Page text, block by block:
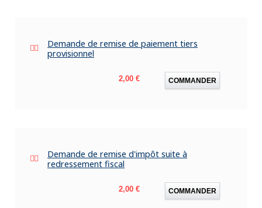
Demande de remise de paiement tiers
provisionnel
Prix
2,00 € COMMANDER
Demande de remise d'impôt suite à
redressement fiscal
Prix
2,00 € COMMANDER